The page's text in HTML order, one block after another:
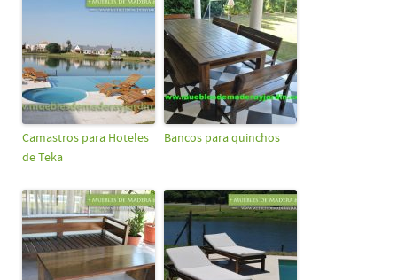
Camastros para Hoteles
de Teka
Bancos para quinchos